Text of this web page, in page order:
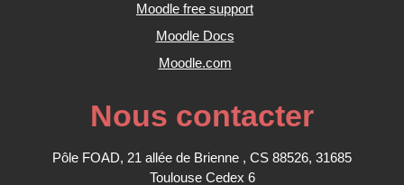
Moodle free support
Moodle Docs
Moodle.com
Nous contacter
Pôle FOAD, 21 allée de Brienne , CS 88526, 31685
Toulouse Cedex 6